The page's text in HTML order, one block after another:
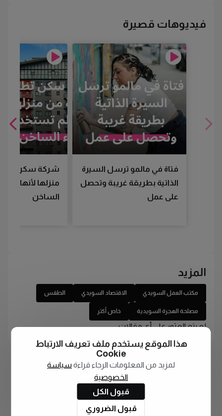
فيديوهات قصيرة
فتاة في مالمو ترسل السيرة
الذاتية بطريقة غريبة وتحصل
على عمل
شركة سكن
منزلها لأنها لم
الساخن
المزيد
مكتب العمل السويدي الاقتصاد السويدي الطقس
مصلحة الهجرة السويدية خاص أكتر
لم يتم العثور على أي مقالات
هذا الموقع يستخدم ملف تعريف الارتباط
Cookie
لمزيد من المعلومات الرجاء قراءة سياسة
الخصوصية
قبول الكل
قبول الضروري